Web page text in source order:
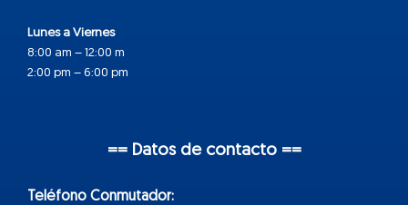
Lunes a Viernes
8:00 am – 12:00 m
2:00 pm – 6:00 pm
== Datos de contacto ==
Teléfono Conmutador: